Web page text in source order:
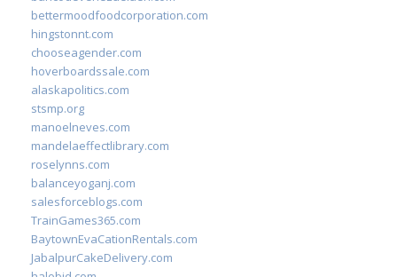
bettermoodfoodcorporation.com
hingstonnt.com
chooseagender.com
hoverboardssale.com
alaskapolitics.com
stsmp.org
manoelneves.com
mandelaeffectlibrary.com
roselynns.com
balanceyoganj.com
salesforceblogs.com
TrainGames365.com
BaytownEvaCationRentals.com
JabalpurCakeDelivery.com